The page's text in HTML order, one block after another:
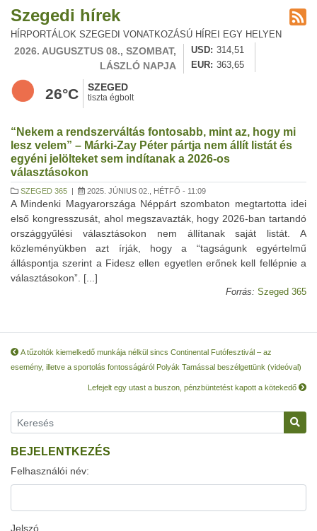
Szegedi hírek
HÍRPORTÁLOK SZEGEDI VONATKOZÁSÚ HÍREI EGY HELYEN
2026. AUGUSZTUS 08., SZOMBAT,
LÁSZLÓ NAPJA
USD
314,51
EUR
363,65
26°C SZEGED
tiszta égbolt
“Nekem a rendszerváltás fontosabb, mint az, hogy mi
lesz velem” – Márki-Zay Péter pártja nem állít listát és
egyéni jelölteket sem indítanak a 2026-os
választásokon
SZEGED 365 | 2025. JÚNIUS 02., HÉTFŐ - 11:09
A Mindenki Magyarországa Néppárt szombaton megtartotta idei
első kongresszusát, ahol megszavazták, hogy 2026-ban tartandó
országgyűlési választásokon nem állítanak saját listát. A
közleményükben azt írják, hogy a “tagságunk egyértelmű
álláspontja szerint a Fidesz ellen egyetlen erőnek kell fellépnie a
választásokon”. [...]
Forrás: Szeged 365
A tűzoltók kiemelkedő munkája nélkül sincs Continental Futófesztivál – az
esemény, illetve a sportolás fontosságáról Polyák Tamással beszélgettünk (videóval)
Lefejelt egy utast a buszon, pénzbüntetést kapott a kötekedő
BEJELENTKEZÉS
Felhasználói név:
Jelszó